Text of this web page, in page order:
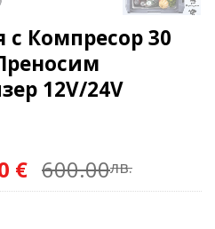
Компресор 30
12V/24V
€ 600.00лв.